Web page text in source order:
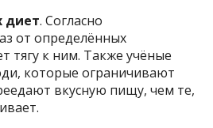
диет. Согласно
от определённых
тягу к ним. Также учёные
которые ограничивают
вкусную пищу, чем те,